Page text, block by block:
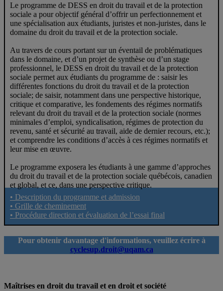
Le programme de DESS en droit du travail et de la protection
sociale a pour objectif général d’offrir un perfectionnement et
une spécialisation aux étudiants, juristes et non-juristes, dans le
domaine du droit du travail et de la protection sociale.
Au travers de cours portant sur un éventail de problématiques
dans le domaine, et d’un projet de synthèse ou d’un stage
professionnel, le DESS en droit du travail et de la protection
sociale permet aux étudiants du programme de : saisir les
différentes fonctions du droit du travail et de la protection
sociale; de saisir, notamment dans une perspective historique,
critique et comparative, les fondements des régimes normatifs
relevant du droit du travail et de la protection sociale (normes
minimales d’emploi, syndicalisation, régimes de protection du
revenu, santé et sécurité au travail, aide de dernier recours, etc.);
et comprendre les conditions d’accès à ces régimes normatifs et
leur mise en œuvre.
Le programme exposera les étudiants à une gamme d’approches
du droit du travail et de la protection sociale québécois, canadien
et global, et ce, dans une perspective critique.
• Description du programme et admission
• Grille de cheminement
• Procédure direction et évaluation de l’essai final
Pour obtenir davantage d'informations, veuillez écrire à
cyclesup.droit@uqam.ca
Maîtrises en droit du travail et en droit et société